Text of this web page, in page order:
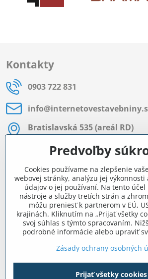
Kontakty
0903 722 831
Bratislavská 535 (areál RD)
Most pri Bratislave
Pon - Pia 8:00 - 11:30 a 12:15 -
Facebook
Navigácia
Všetko o nákupe
©2026Copyright
Predvoľby
Cookies používame na zlepšenie
webovej stránky, analýzu jej výkonnosti
údajov o jej používaní. Na tento
nástroje a služby tretích strán a
môžu preniesť k partnerom v EÚ,
krajinách. Kliknutím na „Prijať všetky
svoj súhlas s týmto spracovaním.
podrobné informácie alebo upraviť
Zásady ochrany osobných
Prijať všetky cookies